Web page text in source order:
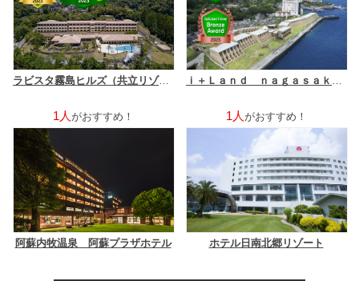
ラビスタ霧島ヒルズ（共立リゾート） ｉ＋Ｌａｎｄ ｎａｇａｓａｋｉ （アイランドナガサキ）
1人 がおすすめ！
阿蘇内牧温泉 阿蘇プラザホテル
1人 がおすすめ！
ホテル日南北郷リゾート